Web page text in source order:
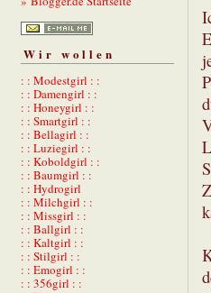
Wir wollen
: : Modestgirl : :
: : Damengirl : :
: : Honeygirl : :
: : Smartgirl : :
: : Bellagirl : :
: : Luziegirl : :
: : Koboldgirl : :
: : Baumgirl : :
: : Hydrogirl
: : Milchgirl : :
: : Missgirl : :
: : Ballgirl : :
: : Kaltgirl : :
: : Stilgirl : :
: : Emogirl : :
: : 356girl : :